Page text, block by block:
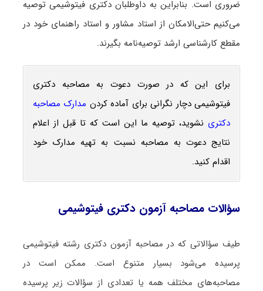
ضروری است. بنابراین به داوطلبان دکتری فیتوشیمی توصیه
می‌کنیم حتی‌الامکان از استاد مشاور و استاد راهنمای خود در
مقطع کارشناسی ارشد توصیه‌نامه بگیرند.
برای این که در صورت دعوت به مصاحبه دکتری
فیتوشیمی دچار نگرانی برای آماده کردن مدارک مصاحبه
دکتری نشوید، توصیه ما این است که تا قبل از اعلام
نتایج دعوت به مصاحبه نسبت به تهیه مدارک خود
اقدام کنید.
سؤالات مصاحبه آزمون دکتری فیتوشیمی
طیف سؤالاتی که در مصاحبه آزمون دکتری رشته فیتوشیمی
پرسیده می‌شود بسیار متنوع است. ممکن است در
مصاحبه‌های مختلف همه یا تعدادی از سؤالات زیر پرسیده